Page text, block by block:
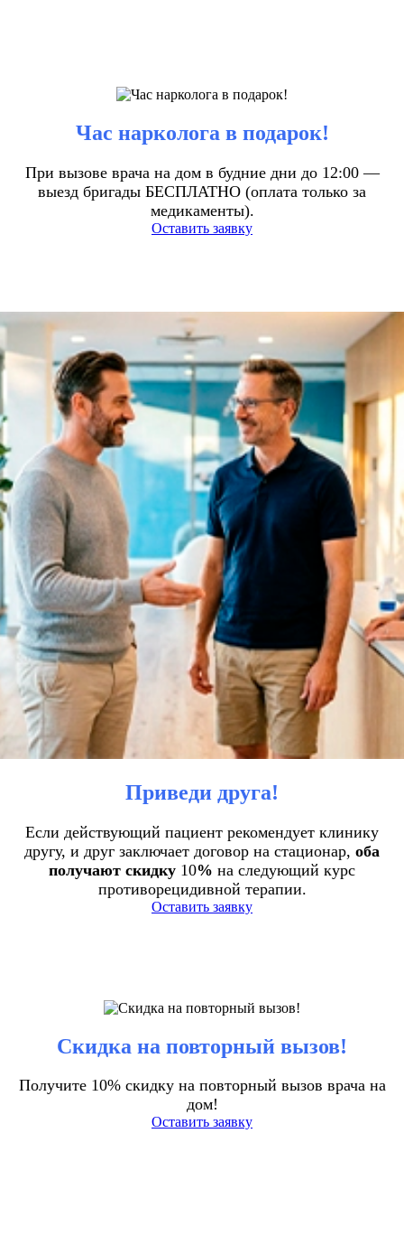
Час нарколога в подарок!
При вызове врача на дом в будние дни до 12:00 —
выезд бригады БЕСПЛАТНО (оплата только за
медикаменты).
Оставить заявку
Приведи друга!
Если действующий пациент рекомендует клинику
другу, и друг заключает договор на стационар, оба
получают скидку 10% на следующий курс
противорецидивной терапии.
Оставить заявку
Скидка на повторный вызов!
Получите 10% скидку на повторный вызов врача на
дом!
Оставить заявку